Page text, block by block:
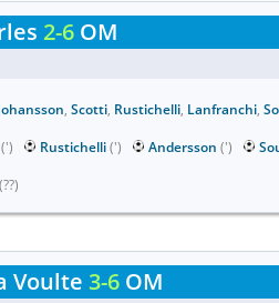
2-6 OM
, Scotti, Rustichelli, Lanfranchi,
(') Rustichelli(') Andersson (')
Voulte 3-6 OM